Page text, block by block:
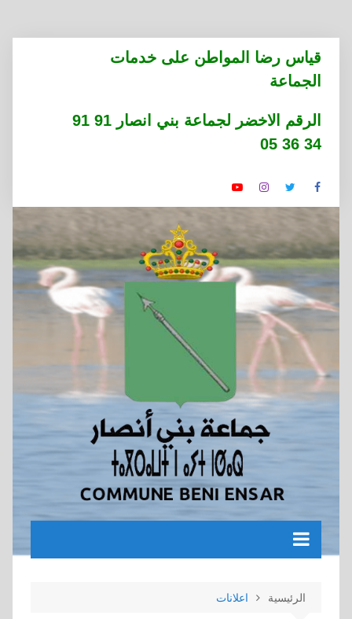
المحتوى
قياس رضا المواطن على خدمات
الجماعة
الرقم الاخضر لجماعة بني انصار 91 91
34 36 05
الرئيسية اعلانات